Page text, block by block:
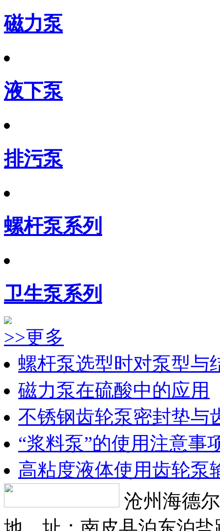
磁力泵
液下泵
排污泵
螺杆泵系列
卫生泵系列
>>更多
螺杆泵选型时对泵型与
磁力泵在硫酸中的应用
不锈钢齿轮泵密封垫与
“浆料泵”的使用注意事
高粘度液体使用齿轮泵
沧州海德